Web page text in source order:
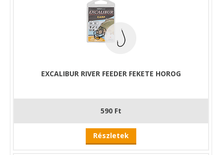
EXCALIBUR RIVER FEEDER FEKETE HOROG
590 Ft
Részletek